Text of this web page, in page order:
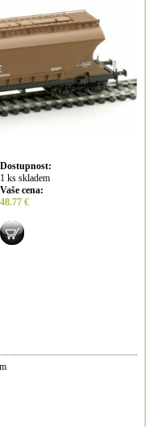
Dostupnost:
1 ks skladem
Vaše cena:
48.77 €